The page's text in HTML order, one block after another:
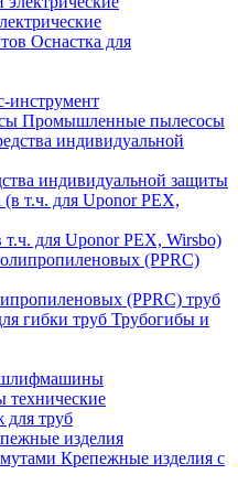
Оснастка для
инструмент
Промышленные пылесосы
индивидуальной защиты
для Uponor PEX, Wirsbo)
(PPRC) труб
Трубогибы и
технические
для труб
изделия
Крепежные изделия с